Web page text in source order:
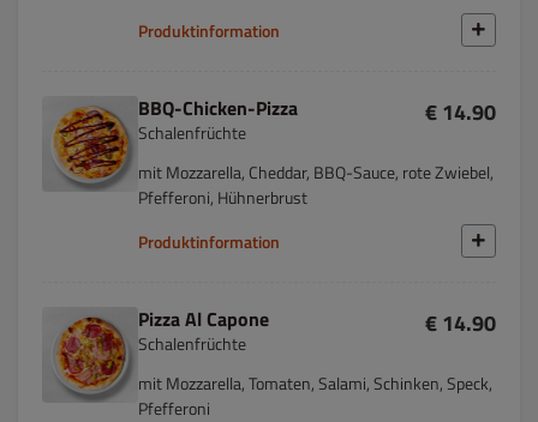
Produktinformation
BBQ-Chicken-Pizza
Schalenfrüchte
€ 14.90
mit Mozzarella, Cheddar, BBQ-Sauce, rote Zwiebel,
Pfefferoni, Hühnerbrust
Produktinformation
Pizza Al Capone
Schalenfrüchte
€ 14.90
mit Mozzarella, Tomaten, Salami, Schinken, Speck,
Pfefferoni